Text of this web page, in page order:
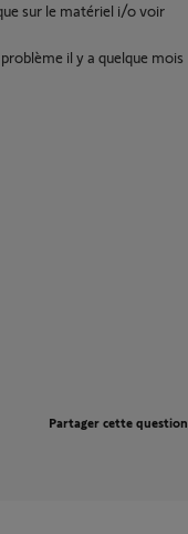
sur le matériel i/o voir
il y a quelque mois
Partager cette question